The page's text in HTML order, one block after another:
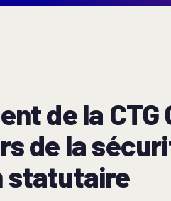
de la
de la
statutaire